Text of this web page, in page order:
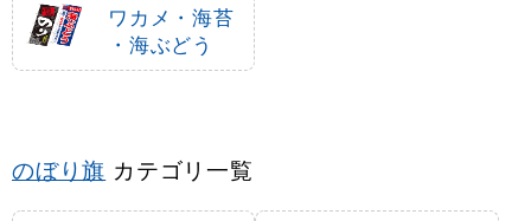
ワカメ・海苔
・海ぶどう
のぼり旗 カテゴリ一覧